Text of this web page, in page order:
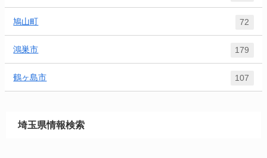
鳩山町 72
鴻巣市 179
鶴ヶ島市 107
埼玉県情報検索